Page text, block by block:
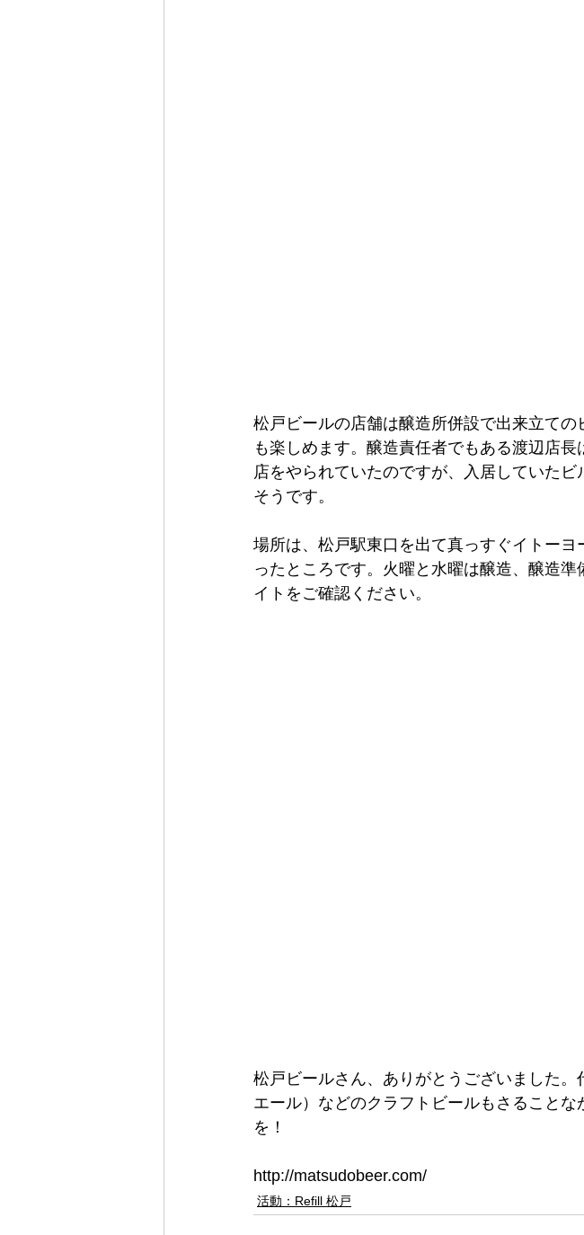
松戸ビールの店舗は醸造所併設で出来立て
も楽しめます。醸造責任者でもある渡辺店
店をやられていたのですが、入居していた
そうです。
場所は、松戸駅東口を出て真っすぐイトー
ったところです。火曜と水曜は醸造、醸造
イトをご確認ください。
松戸ビールさん、ありがとうございました。
エール）などのクラフトビールもさること
を！
http://matsudobeer.com/
活動：Refill 松戸